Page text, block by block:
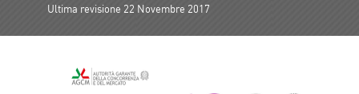
Ultima revisione 22 Novembre 2017